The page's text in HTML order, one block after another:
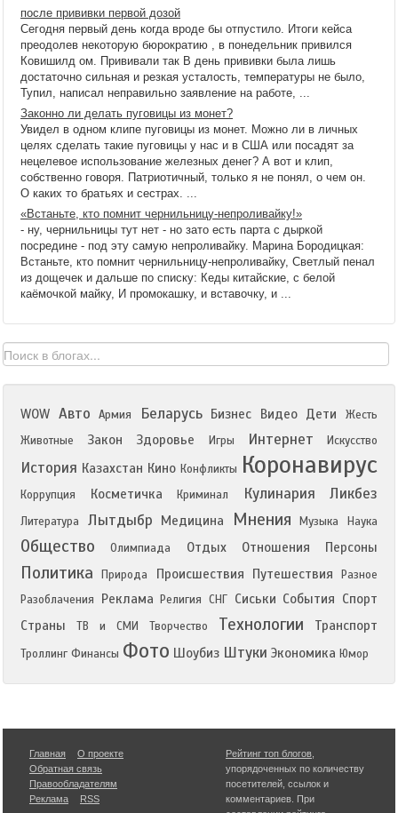
после прививки первой дозой
Сегодня первый день когда вроде бы отпустило. Итоги кейса
преодолев некоторую бюрократию , в понедельник привился
Ковишилд ом. Прививали так В день прививки была лишь
достаточно сильная и резкая усталость, температуры не было,
Тупил, написал неправильно заявление на работе, ...
Законно ли делать пуговицы из монет?
Увидел в одном клипе пуговицы из монет. Можно ли в личных
целях сделать такие пуговицы у нас и в США или посадят за
нецелевое использование железных денег? А вот и клип,
собственно говоря. Патриотичный, только я не понял, о чем он.
О каких то братьях и сестрах. ...
«Встаньте, кто помнит чернильницу-непроливайку!»
- ну, чернильницы тут нет - но зато есть парта с дыркой
посредине - под эту самую непроливайку. Марина Бородицкая:
Встаньте, кто помнит чернильницу-непроливайку, Светлый пенал
из дощечек и дальше по списку: Кеды китайские, с белой
каёмочкой майку, И промокашку, и вставочку, и ...
WOW Авто Армия Беларусь Бизнес Видео Дети
Жесть
Животные
Закон Здоровье Игры Интернет Искусство
История Казахстан Кино Конфликты Коронавирус
Коррупция Косметичка Криминал Кулинария Ликбез
Литература Лытдыбр Медицина Мнения Музыка Наука
Общество Олимпиада Отдых Отношения Персоны
Политика Природа Происшествия Путешествия
Разное
Разоблачения
Реклама Религия СНГ Сиськи События Спорт
Страны
ТВ и СМИ Творчество Технологии Транспорт
Троллинг Финансы Фото Шоубиз Штуки Экономика Юмор
Главная
О проекте
Обратная связь
Правообладателям
Реклама
RSS
Рейтинг топ блогов
упорядоченных по количеству
посетителей, ссылок и
комментариев. При